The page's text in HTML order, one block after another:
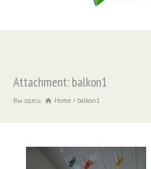
Attachment: balkon1
Вы здесь: Home balkon1